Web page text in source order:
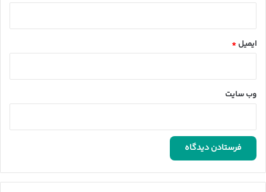
ایمیل *
وب‌ سایت